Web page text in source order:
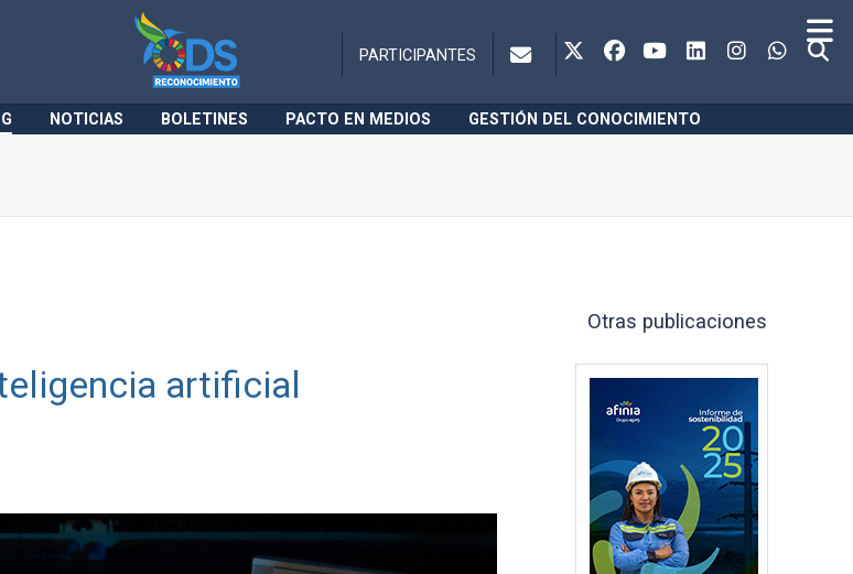
PARTICIPANTES
NOTICIAS BOLETINES PACTO EN MEDIOS GESTIÓN DEL CONOCIMIENTO
artificial
Otras publicaciones